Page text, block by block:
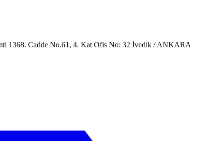
1368. Cadde No.61, 4. Kat Ofis No: 32 İvedik / ANKARA